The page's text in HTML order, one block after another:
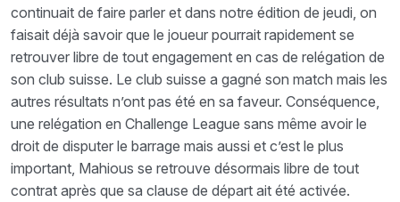
continuait de faire parler et dans notre édition de jeudi, on
faisait déjà savoir que le joueur pourrait rapidement se
retrouver libre de tout engagement en cas de relégation de
son club suisse. Le club suisse a gagné son match mais les
autres résultats n’ont pas été en sa faveur. Conséquence,
une relégation en Challenge League sans même avoir le
droit de disputer le barrage mais aussi et c’est le plus
important, Mahious se retrouve désormais libre de tout
contrat après que sa clause de départ ait été activée.